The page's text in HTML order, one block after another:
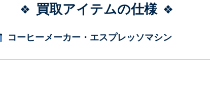
買取アイテムの仕様
コーヒーメーカー・エスプレッソマシン